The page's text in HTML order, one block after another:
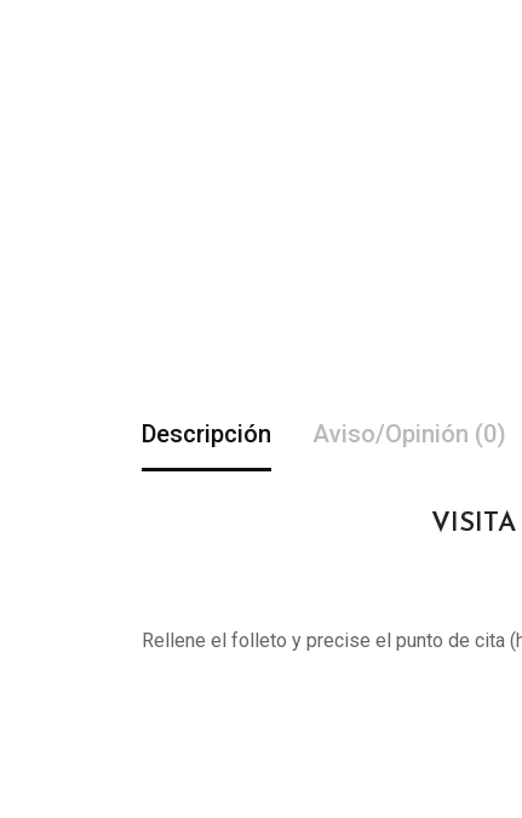
Descripción Aviso/Opinión (0)
Rellene el folleto y precise el punto de cita